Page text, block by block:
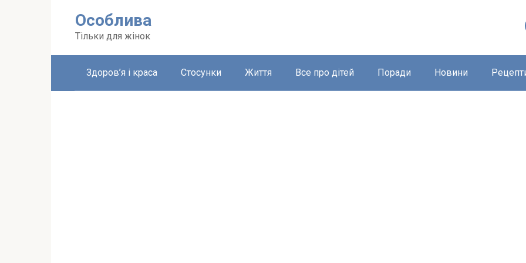
Особлива
Тільки для жінок
Здоров’я і краса Стосунки Життя Все про дітей Поради Новини